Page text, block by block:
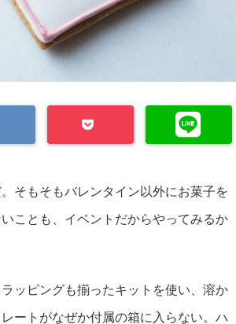
そもそもバレンタイン以外にお菓子を
ことも、イベントだからやってみるか
ッピングも揃ったキットを使い、溶か
ートがなぜか付属の箱に入らない。ハ